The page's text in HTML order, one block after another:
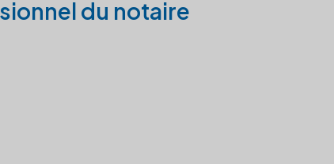
du notaire